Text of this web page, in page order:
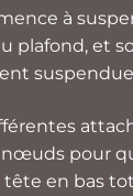
à
plafond, et
pour
tête en bas